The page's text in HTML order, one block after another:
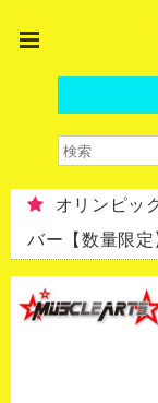
オリンピ
バー【数量限定